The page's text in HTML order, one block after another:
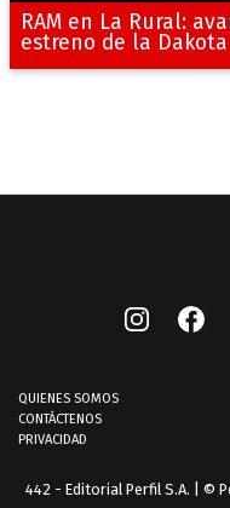
RAM en La Rural:
estreno de la
QUIENES SOMOS
CONTÁCTENOS
PRIVACIDAD
442 - Editorial Perfil S.A. | ©